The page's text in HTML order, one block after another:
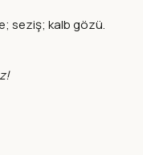
seziş; kalb gözü.